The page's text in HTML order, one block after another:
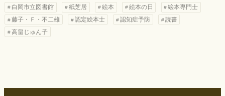
白岡市立図書館
紙芝居 絵本 絵本の日
絵本専門士
藤子・Ｆ・不二雄
認定絵本士 認知症予防
読書
高畠じゅん子